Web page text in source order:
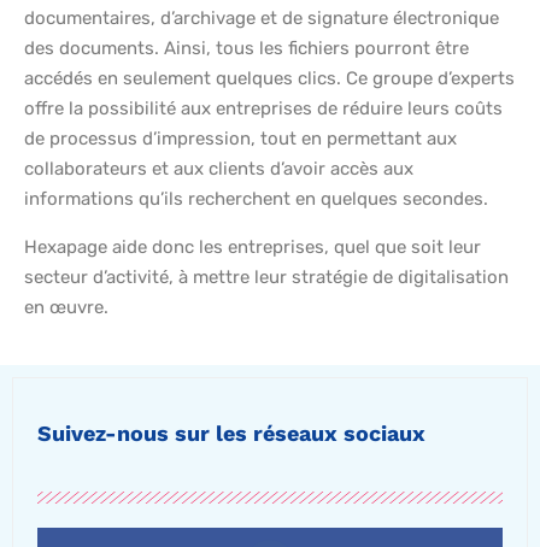
documentaires, d’archivage et de signature électronique
des documents. Ainsi, tous les fichiers pourront être
accédés en seulement quelques clics. Ce groupe d’experts
offre la possibilité aux entreprises de réduire leurs coûts
de processus d’impression, tout en permettant aux
collaborateurs et aux clients d’avoir accès aux
informations qu’ils recherchent en quelques secondes.
Hexapage aide donc les entreprises, quel que soit leur
secteur d’activité, à mettre leur stratégie de digitalisation
en œuvre.
Suivez-nous sur les réseaux sociaux